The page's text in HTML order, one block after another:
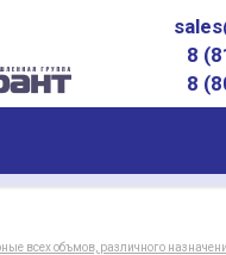
8
8
всех объмов, различного